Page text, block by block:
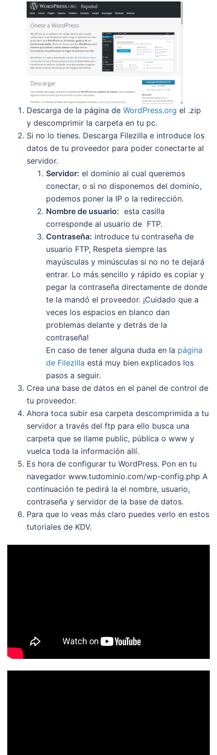
Descarga de la página de WordPress.org el .zip
y descomprimir la carpeta en tu pc.
Si no lo tienes. Descarga Filezilla e introduce los
datos de tu proveedor para poder conectarte al
servidor.
Servidor: el dominio al cual queremos
conectar, o si no disponemos del dominio,
podemos poner la IP o la redirección.
Nombre de usuario: esta casilla
corresponde al usuario de FTP.
Contraseña: introduce tu contraseña de
usuario FTP, Respeta siempre las
mayúsculas y minúsculas si no no te dejará
entrar. Lo más sencillo y rápido es copiar y
pegar la contraseña directamente de donde
te la mandó el proveedor. ¡Cuidado que a
veces los espacios en blanco dan
problemas delante y detrás de la
contraseña!
En caso de tener alguna duda en la página
de Filezilla está muy bien explicados los
pasos a seguir.
Crea una base de datos en el panel de control de
tu proveedor.
Ahora toca subir esa carpeta descomprimida a tu
servidor a través del ftp para ello busca una
carpeta que se llame public, pública o www y
vuelca toda la información allí.
Es hora de configurar tu WordPress. Pon en tu
navegador www.tudominio.com/wp-config.php A
continuación te pedirá la el nombre, usuario,
contraseña y servidor de la base de datos.
Para que lo veas más claro puedes verlo en estos
tutoriales de KDV.